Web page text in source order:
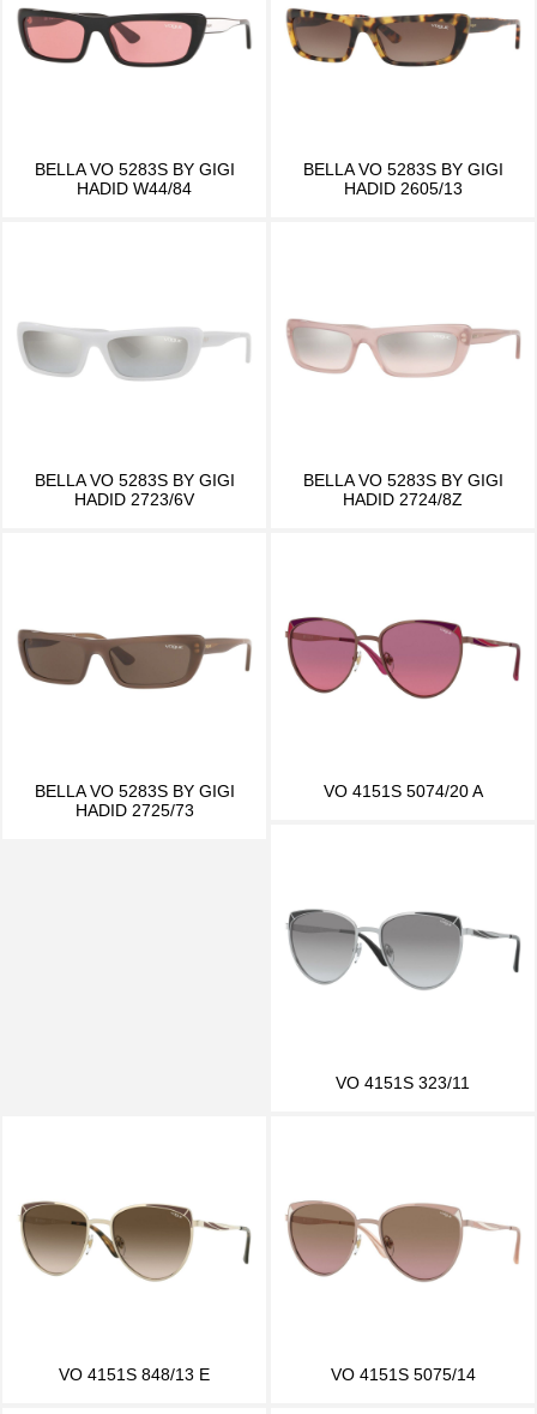
BELLA VO 5283S BY GIGI
HADID W44/84
BELLA VO 5283S BY GIGI
HADID 2605/13
BELLA VO 5283S BY GIGI
HADID 2723/6V
BELLA VO 5283S BY GIGI
HADID 2724/8Z
BELLA VO 5283S BY GIGI
HADID 2725/73
VO 4151S 5074/20 A
VO 4151S 323/11
VO 4151S 848/13 E VO 4151S 5075/14